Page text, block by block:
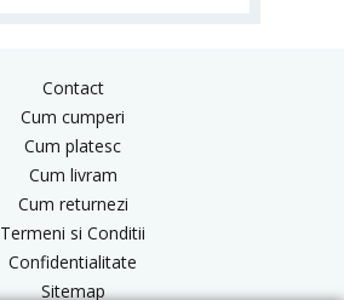
Contact
Cum cumperi
Cum platesc
Cum livram
Cum returnezi
Termeni si Conditii
Confidentialitate
Sitemap